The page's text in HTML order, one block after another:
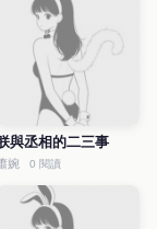
與丞相的二三事
婉 0 閱讀